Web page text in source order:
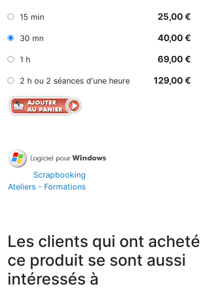
15 min 25,00 €
30 mn 40,00 €
1 h 69,00 €
2 h ou 2 séances d'une heure 129,00 €
Scrapbooking
Ateliers - Formations
Les clients qui ont acheté
ce produit se sont aussi
intéressés à